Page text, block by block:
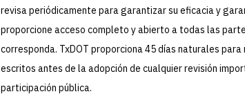
revisa periódicamente para garantizar su eficacia y
proporcione acceso completo y abierto a todas las
corresponda. TxDOT proporciona 45 días naturales
escritos antes de la adopción de cualquier revisión
participación pública.